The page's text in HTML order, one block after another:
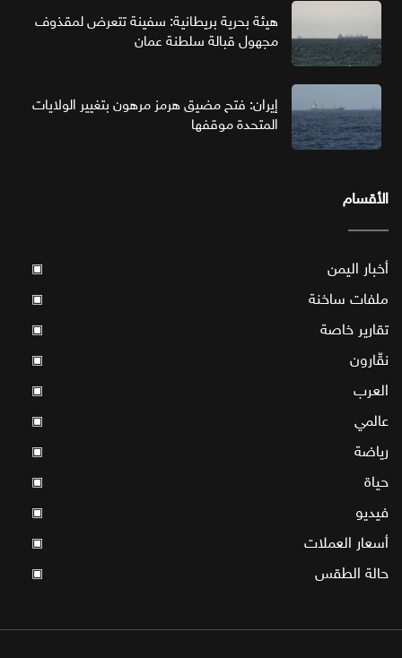
هيئة بحرية بريطانية: سفينة تتعرض لمقذوف
مجهول قبالة سلطنة عمان
إيران: فتح مضيق هرمز مرهون بتغيير الولايات
المتحدة موقفها
الأقسام
أخبار اليمن ▣
ملفات ساخنة ▣
تقارير خاصة ▣
نقّارون ▣
العرب ▣
عالمي ▣
رياضة ▣
حياة ▣
فيديو ▣
أسعار العملات ▣
حالة الطقس ▣